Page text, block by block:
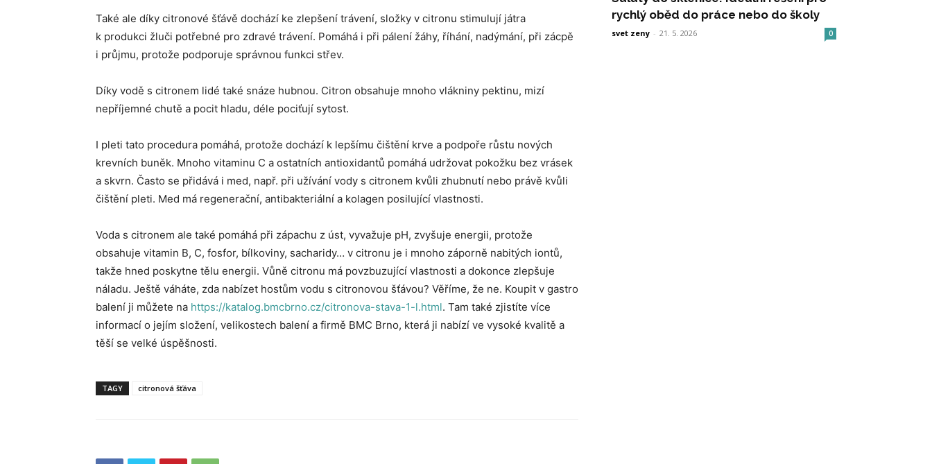
Také ale díky citronové šťávě dochází ke zlepšení trávení, složky v citronu stimulují játra
k produkci žluči potřebné pro zdravé trávení. Pomáhá i při pálení žáhy, říhání, nadýmání, při zácpě
i průjmu, protože podporuje správnou funkci střev.
Díky vodě s citronem lidé také snáze hubnou. Citron obsahuje mnoho vlákniny pektinu, mizí
nepříjemné chutě a pocit hladu, déle pociťují sytost.
I pleti tato procedura pomáhá, protože dochází k lepšímu čištění krve a podpoře růstu nových
krevních buněk. Mnoho vitaminu C a ostatních antioxidantů pomáhá udržovat pokožku bez vrásek
a skvrn. Často se přidává i med, např. při užívání vody s citronem kvůli zhubnutí nebo právě kvůli
čištění pleti. Med má regenerační, antibakteriální a kolagen posilující vlastnosti.
Voda s citronem ale také pomáhá při zápachu z úst, vyvažuje pH, zvyšuje energii, protože
obsahuje vitamin B, C, fosfor, bílkoviny, sacharidy… v citronu je i mnoho záporně nabitých iontů,
takže hned poskytne tělu energii. Vůně citronu má povzbuzující vlastnosti a dokonce zlepšuje
náladu. Ještě váháte, zda nabízet hostům vodu s citronovou šťávou? Věříme, že ne. Koupit v gastro
balení ji můžete na https://katalog.bmcbrno.cz/citronova-stava-1-l.html. Tam také zjistíte více
informací o jejím složení, velikostech balení a firmě BMC Brno, která ji nabízí ve vysoké kvalitě a
těší se velké úspěšnosti.
TAGY citronová šťáva
rychlý oběd do práce nebo do školy
svet zeny - 21. 5. 2026 0